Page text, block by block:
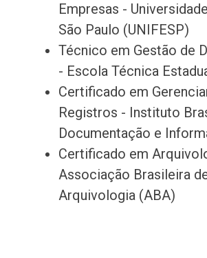
Empresas -
São Paulo (UNIFESP)
Técnico em Gestão de
- Escola Técnica
Certificado em
Registros - Instituto
Documentação e
Certificado em
Associação Brasileira
Arquivologia (ABA)